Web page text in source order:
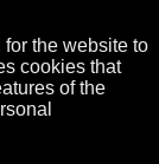
the website to
cookies that
of the